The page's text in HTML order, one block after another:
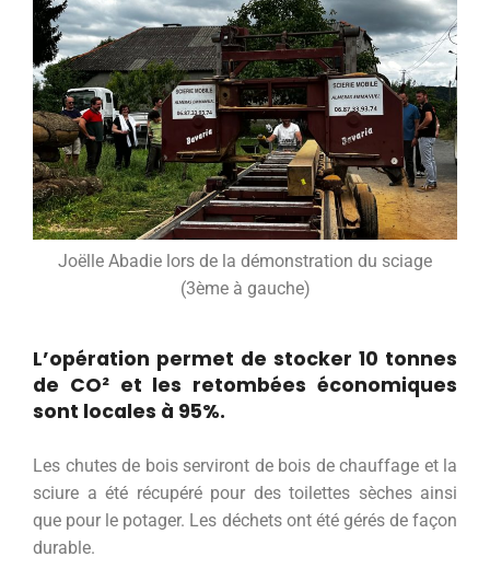
Joëlle Abadie lors de la démonstration du sciage
(3ème à gauche)
L’opération permet de stocker 10 tonnes
de CO²et les retombées économiques
sont locales à 95%.
Les chutes de bois serviront de bois de chauffage et la
sciure a été récupéré pour des toilettes sèches ainsi
que pour le potager. Les déchets ont été gérés de façon
durable.